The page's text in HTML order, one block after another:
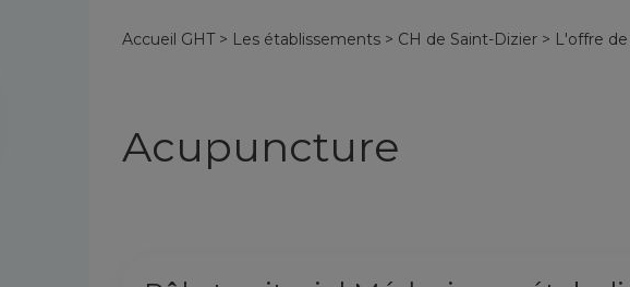
Accueil GHT > Les établissements > CH de Saint-Dizier > L'offre
Acupuncture